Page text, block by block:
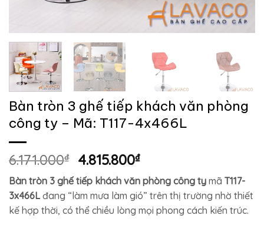
Bàn tròn 3 ghế tiếp khách văn phòng
công ty – Mã: T117-4x466L
6.171.000₫
Giá
gốc
là:
6.171.000₫.
4.815.800₫Giá
hiện
tại
là:
4.815.800₫.
Bàn tròn 3 ghế tiếp khách văn phòng công ty mã T117-
3x466L đang “làm mưa làm gió” trên thị trường nhờ thiết
kế hợp thời, có thể chiều lòng mọi phong cách kiến trúc.